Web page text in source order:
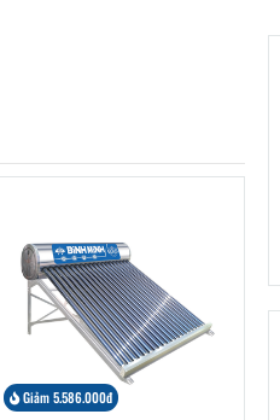
Giảm 5.586.000đ